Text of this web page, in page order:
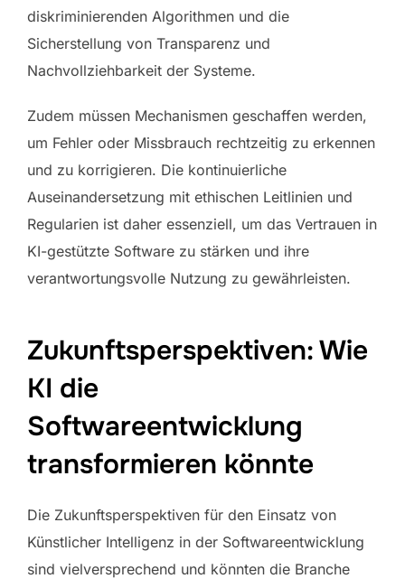
diskriminierenden Algorithmen und die
Sicherstellung von Transparenz und
Nachvollziehbarkeit der Systeme.
Zudem müssen Mechanismen geschaffen werden,
um Fehler oder Missbrauch rechtzeitig zu erkennen
und zu korrigieren. Die kontinuierliche
Auseinandersetzung mit ethischen Leitlinien und
Regularien ist daher essenziell, um das Vertrauen in
KI-gestützte Software zu stärken und ihre
verantwortungsvolle Nutzung zu gewährleisten.
Zukunftsperspektiven: Wie
KI die
Softwareentwicklung
transformieren könnte
Die Zukunftsperspektiven für den Einsatz von
Künstlicher Intelligenz in der Softwareentwicklung
sind vielversprechend und könnten die Branche